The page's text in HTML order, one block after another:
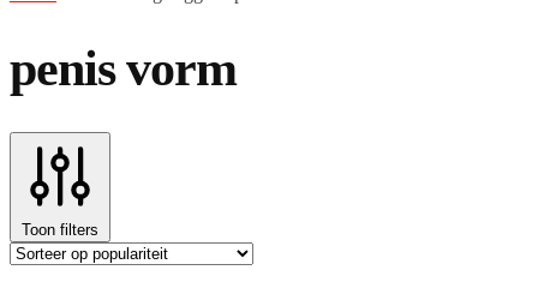
penis vorm
Toon filters